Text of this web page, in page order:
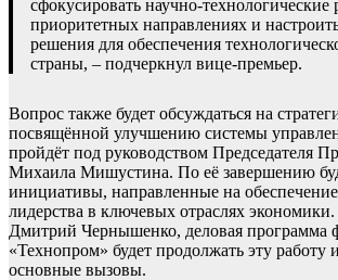
сфокусировать научно-технологические
приоритетных направлениях и
решения для обеспечения
страны, – подчеркнул вице-премьер.
Вопрос также будет обсуждаться на
посвящённой улучшению системы
пройдёт под руководством Председателя
Михаила Мишустина. По её завершению
инициативы, направленные на обеспечение
лидерства в ключевых отраслях
Дмитрий Чернышенко, деловая программа
«Технопром» будет продолжать эту работу
основные вызовы.